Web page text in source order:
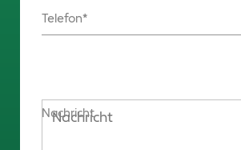
Telefon
Nachricht